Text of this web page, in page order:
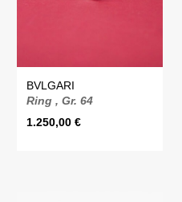
BVLGARI
Ring , Gr. 64
1.250,00€